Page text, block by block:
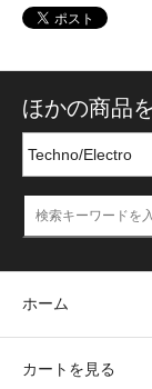
ほかの商品
ホーム
カートを見る